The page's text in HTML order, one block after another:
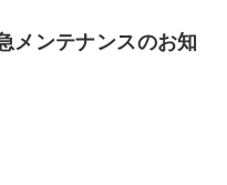
メンテナンスのお知